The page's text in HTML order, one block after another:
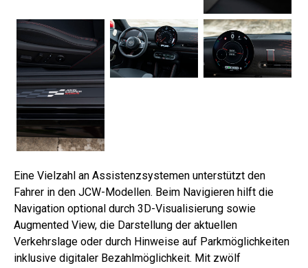
Eine Vielzahl an Assistenzsystemen unterstützt den
Fahrer in den JCW-Modellen. Beim Navigieren hilft die
Navigation optional durch 3D-Visualisierung sowie
Augmented View, die Darstellung der aktuellen
Verkehrslage oder durch Hinweise auf Parkmöglichkeiten
inklusive digitaler Bezahlmöglichkeit. Mit zwölf